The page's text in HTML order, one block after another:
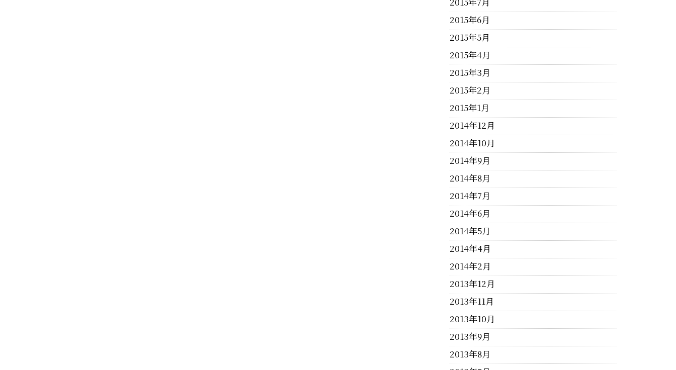
2015年6月
2015年5月
2015年4月
2015年3月
2015年2月
2015年1月
2014年12月
2014年10月
2014年9月
2014年8月
2014年7月
2014年6月
2014年5月
2014年4月
2014年2月
2013年12月
2013年11月
2013年10月
2013年9月
2013年8月